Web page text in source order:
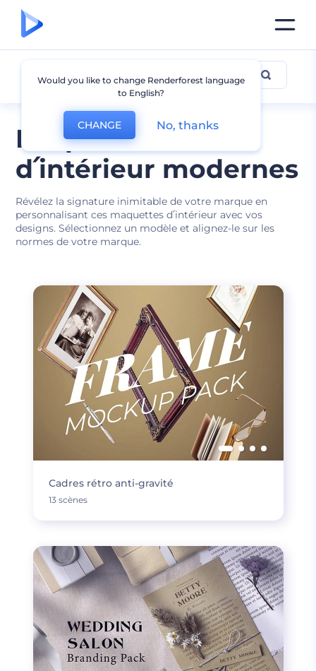
Maquettes
d՛intérieur modernes
Révélez la signature inimitable de votre marque en
personnalisant ces maquettes d՛intérieur avec vos
designs. Sélectionnez un modèle et alignez-le sur les
normes de votre marque.
Intérieur
Cadres rétro anti-gravité
13 scènes
Would you like to change Renderforest language
to English?
CHANGE No, thanks